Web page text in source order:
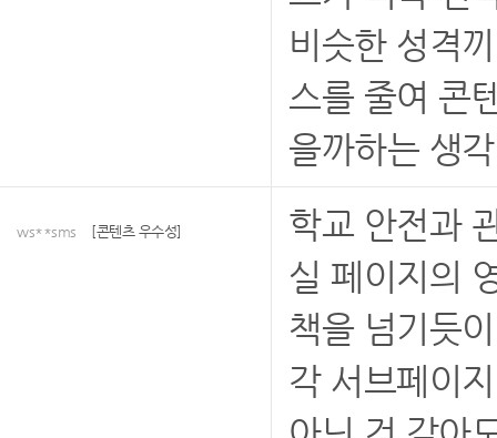
비슷한 성격
스를 줄여 콘
을까하는 생
ws**sms [콘텐츠 우수성]
학교 안전과
실 페이지의
책을 넘기듯
각 서브페이